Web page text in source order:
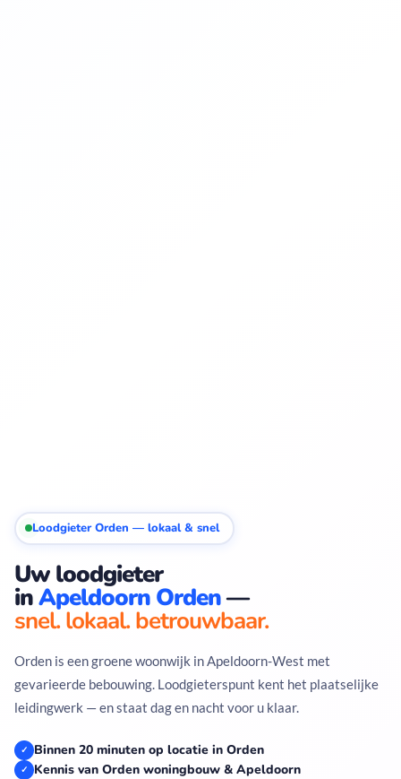
Loodgieter Orden — lokaal & snel
Uw loodgieter
inApeldoorn Orden—
snel. lokaal. betrouwbaar.
Orden is een groene woonwijk in Apeldoorn-West met
gevarieerde bebouwing. Loodgieterspunt kent het plaatselijke
leidingwerk — en staat dag en nacht voor u klaar.
✓ Binnen 20 minuten op locatie in Orden
✓ Kennis van Orden woningbouw & Apeldoorn